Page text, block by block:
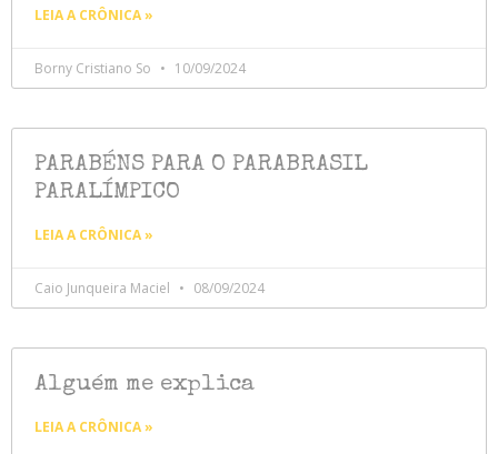
LEIA A CRÔNICA »
Borny Cristiano So 10/09/2024
PARABÉNS PARA O PARABRASIL
PARALÍMPICO
LEIA A CRÔNICA »
Caio Junqueira Maciel 08/09/2024
Alguém me explica
LEIA A CRÔNICA »